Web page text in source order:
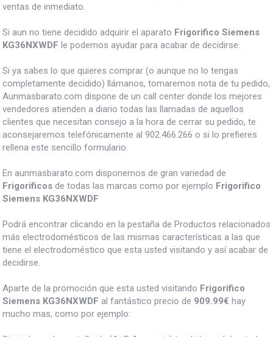
ventas de inmediato.
Si aun no tiene decidido adquirir el aparato Frigorifico Siemens
KG36NXWDF le podemos ayudar para acabar de decidirse.
Si ya sabes lo que quieres comprar (o aunque no lo tengas
completamente decidido) llámanos, tomaremos nota de tu pedido,
Aunmasbarato.com dispone de un call center donde los mejores
vendedores atienden a diario todas las llamadas de aquellos
clientes que necesitan consejo a la hora de cerrar su pedido, te
aconsejaremos telefónicamente al 902.466.266 o si lo prefieres
rellena este sencillo formulario.
En aunmasbarato.com disponemos de gran variedad de
Frigorificos de todas las marcas como por ejemplo Frigorifico
Siemens KG36NXWDF
Podrá encontrar clicando en la pestaña de Productos relacionados
más electrodomésticos de las mismas características a las que
tiene el electrodoméstico que esta usted visitando y así acabar de
decidirse.
Aparte de la promoción que esta usted visitando Frigorifico
Siemens KG36NXWDF al fantástico precio de 909.99€ hay
mucho mas, como por ejemplo: